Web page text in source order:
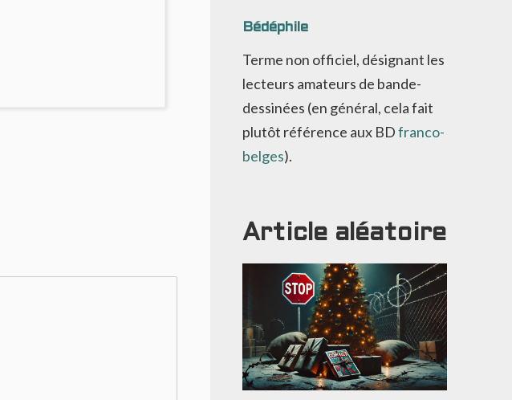
Bédéphile
Terme non officiel, désignant les
lecteurs amateurs de bande-
dessinées (en général, cela fait
plutôt référence aux BDfranco-
belges).
Article aléatoire